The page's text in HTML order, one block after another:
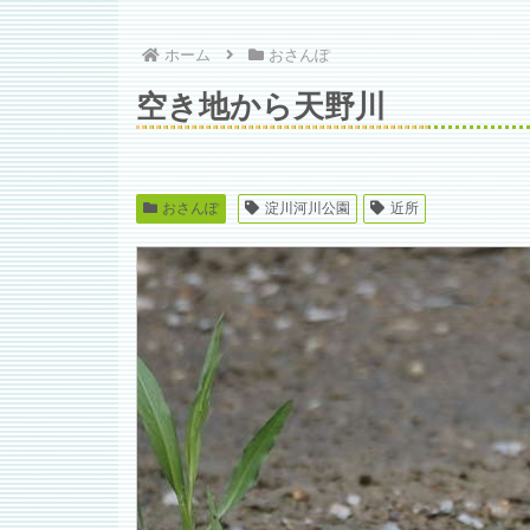
ホーム おさんぽ
空き地から天野川
おさんぽ 淀川河川公園 近所